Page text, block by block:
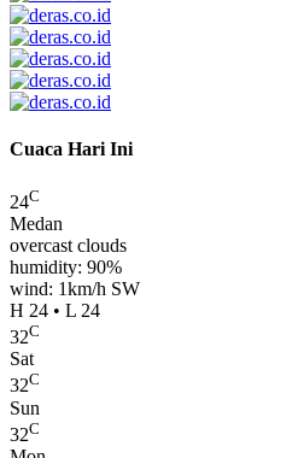
Cuaca Hari Ini
24C
Medan
overcast clouds
humidity: 90%
wind: 1km/h SW
H 24 • L 24
32C
Sat
32C
Sun
32C